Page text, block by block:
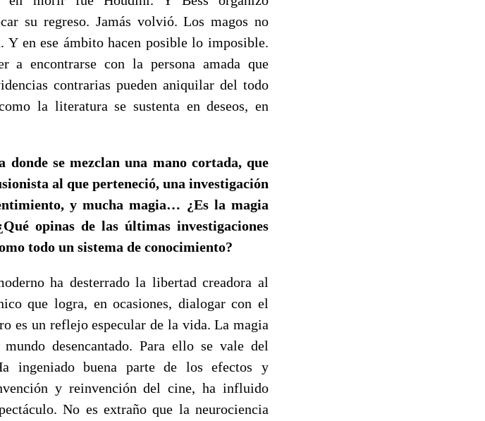
su regreso. Jamás volvió. Los magos no
Y en ese ámbito hacen posible lo imposible.
a encontrarse con la persona amada que
contrarias pueden aniquilar del todo
la literatura se sustenta en deseos, en
se mezclan una mano cortada, que
al que perteneció, una investigación
y mucha magia… ¿Es la magia
opinas de las últimas investigaciones
todo un sistema de conocimiento?
ha desterrado la libertad creadora al
que logra, en ocasiones, dialogar con el
es un reflejo especular de la vida. La magia
desencantado. Para ello se vale del
ingeniado buena parte de los efectos y
y reinvención del cine, ha influido
No es extraño que la neurociencia